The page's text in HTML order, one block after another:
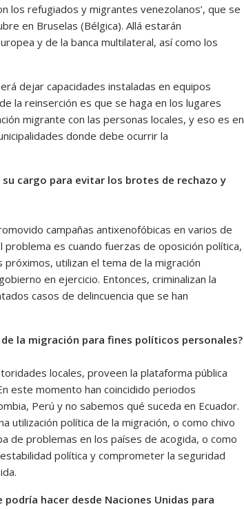
los refugiados y migrantes venezolanos’, que se
en Bruselas (Bélgica). Allá estarán
y de la banca multilateral, así como los
dejar capacidades instaladas en equipos
la reinserción es que se haga en los lugares
migrante con las personas locales, y eso es en
donde debe ocurrir la
su cargo para evitar los brotes de rechazo y
campañas antixenofóbicas en varios de
problema es cuando fuerzas de oposición política,
utilizan el tema de la migración
en ejercicio. Entonces, criminalizan la
casos de delincuencia que se han
la migración para fines políticos personales?
locales, proveen la plataforma pública
este momento han coincidido periodos
Perú y no sabemos qué suceda en Ecuador.
utilización política de la migración, o como chivo
de problemas en los países de acogida, o como
política y comprometer la seguridad
podría hacer desde Naciones Unidas para